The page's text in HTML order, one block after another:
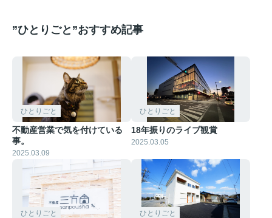
”ひとりごと”おすすめ記事
ひとりごと
不動産営業で気を付けている
事。
2025.03.09
ひとりごと
18年振りのライブ観賞
2025.03.05
ひとりごと ひとりごと